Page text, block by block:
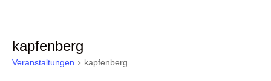
kapfenberg
Veranstaltungen kapfenberg